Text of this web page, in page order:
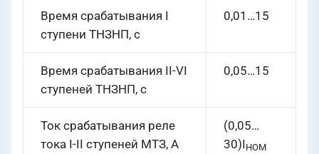
Время срабатывания I
ступени ТНЗНП, с
0,01…15
Время срабатывания II-VI
ступеней ТНЗНП, с
0,05…15
Ток срабатывания реле
тока I-II ступеней МТЗ, А
(0,05…
30)IНОМ